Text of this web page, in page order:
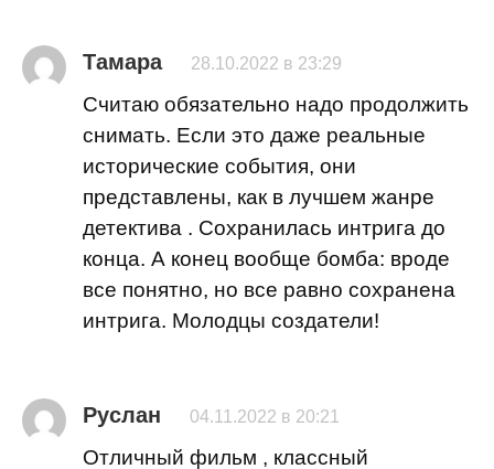
Тамара 28.10.2022 в 23:29
Считаю обязательно надо продолжить
снимать. Если это даже реальные
исторические события, они
представлены, как в лучшем жанре
детектива . Сохранилась интрига до
конца. А конец вообще бомба: вроде
все понятно, но все равно сохранена
интрига. Молодцы создатели!
Руслан 04.11.2022 в 20:21
Отличный фильм , классный